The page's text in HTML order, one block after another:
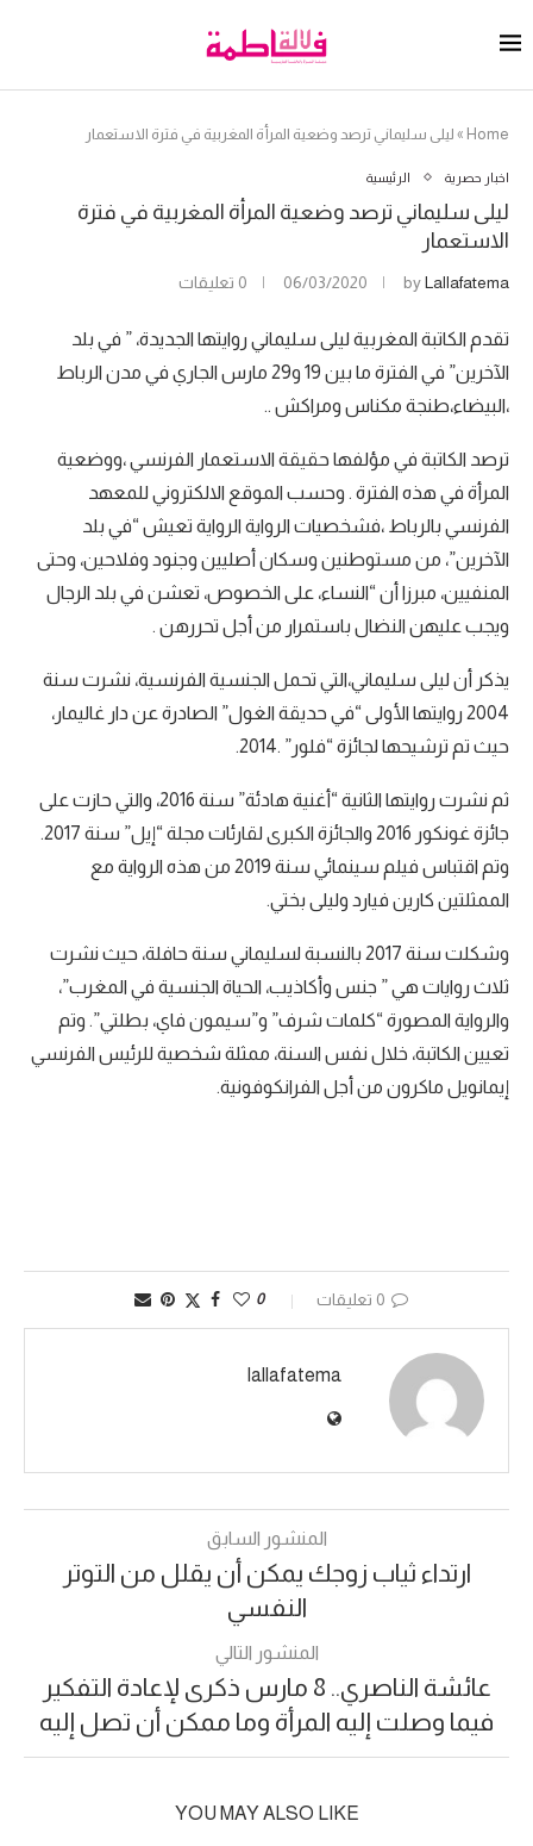
Home
» ليلى سليماني ترصد وضعية المرأة المغربية في فترة الاستعمار
اخبار حصرية الرئيسية
ليلى سليماني ترصد وضعية المرأة المغربية في فترة
الاستعمار
byLallafatema
06/03/2020 0 تعليقات
تقدم الكاتبة المغربية ليلى سليماني روايتها الجديدة، ” في بلد
الآخرين” في الفترة ما بين 19 و29 مارس الجاري في مدن الرباط
،البيضاء،طنجة مكناس ومراكش ..
ترصد الكاتبة في مؤلفها حقيقة الاستعمار الفرنسي ،ووضعية
المرأة في هذه الفترة . وحسب الموقع الالكتروني للمعهد
الفرنسي بالرباط ،فشخصيات الرواية الرواية تعيش “في بلد
الآخرين”، من مستوطنين وسكان أصليين وجنود وفلاحين، وحتى
المنفيين، مبرزا أن “النساء، على الخصوص، تعشن في بلد الرجال
ويجب عليهن النضال باستمرار من أجل تحررهن .
يذكر أن ليلى سليماني،التي تحمل الجنسية الفرنسية، نشرت سنة
2004 روايتها الأولى “في حديقة الغول” الصادرة عن دار غاليمار،
حيث تم ترشيحها لجائزة “فلور” .2014.
ثم نشرت روايتها الثانية “أغنية هادئة” سنة 2016، والتي حازت على
جائزة غونكور 2016 والجائزة الكبرى لقارئات مجلة “إيل” سنة 2017.
وتم اقتباس فيلم سينمائي سنة 2019 من هذه الرواية مع
الممثلتين كارين فيارد وليلى بختي.
وشكلت سنة 2017 بالنسبة لسليماني سنة حافلة، حيث نشرت
ثلاث روايات هي ” جنس وأكاذيب، الحياة الجنسية في المغرب”،
والرواية المصورة “كلمات شرف” و”سيمون فاي، بطلتي”. وتم
تعيين الكاتبة، خلال نفس السنة، ممثلة شخصية للرئيس الفرنسي
إيمانويل ماكرون من أجل الفرانكوفونية.
0 تعليقات 0
lallafatema
المنشور السابق
ارتداء ثياب زوجك يمكن أن يقلل من التوتر
النفسي
المنشور التالي
عائشة الناصري.. 8 مارس ذكرى لإعادة التفكير
فيما وصلت إليه المرأة وما ممكن أن تصل إليه
YOU MAY ALSO LIKE